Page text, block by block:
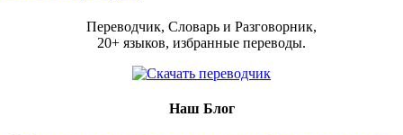
Переводчик, Словарь и Разговорник,
20+ языков, избранные переводы.
Наш Блог